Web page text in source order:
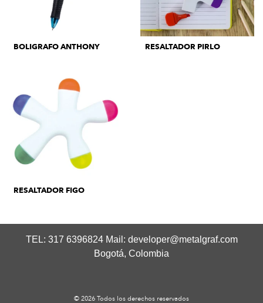
BOLIGRAFO ANTHONY RESALTADOR PIRLO
RESALTADOR FIGO
TEL: 317 6396824 Mail: developer@metalgraf.com
Bogotá, Colombia
© 2026 Todos los derechos reservados